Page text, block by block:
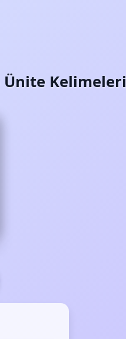
Ünite Kelimeleri